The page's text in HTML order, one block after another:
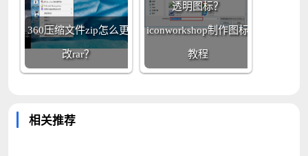
360压缩文件zip怎么更
改rar？
透明图标？
iconworkshop制作图标
教程
相关推荐